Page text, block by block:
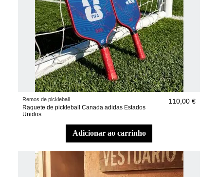
Remos de pickleball
Raquete de pickleball Canada adidas Estados
Unidos
110,00 €
adicionar ao carrinho